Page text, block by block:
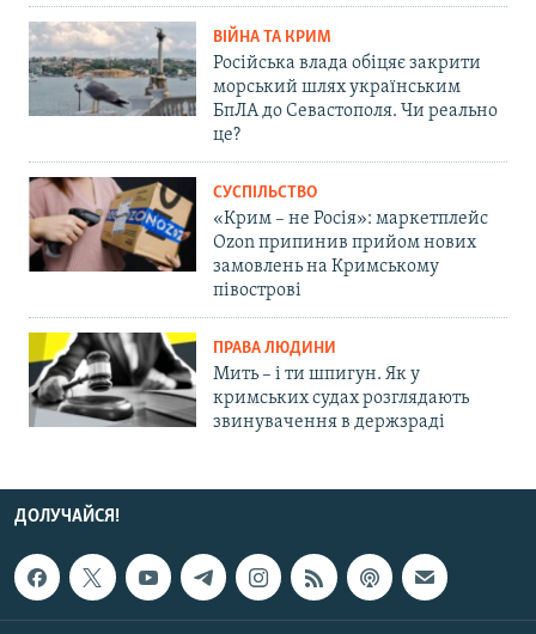
ВІЙНА ТА КРИМ
Російська влада обіцяє закрити
морський шлях українським
БпЛА до Севастополя. Чи реально
це?
СУСПІЛЬСТВО
«Крим – не Росія»: маркетплейс
Ozon припинив прийом нових
замовлень на Кримському
півострові
ПРАВА ЛЮДИНИ
Мить – і ти шпигун. Як у
кримських судах розглядають
звинувачення в держзраді
ДОЛУЧАЙСЯ!